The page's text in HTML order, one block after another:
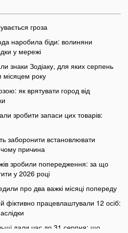
гроза
наробила біди: волиняни
у мережі
знаки Зодіаку, для яких серпень
місяцем року
як врятувати город від
зробити запаси цих товарів:
заборонити встановлювати
причина
зробили попередження: за що
у 2026 році
про два важкі місяці попереду
фіктивно працевлаштували 12 осіб:
дали час до 31 серпня: що